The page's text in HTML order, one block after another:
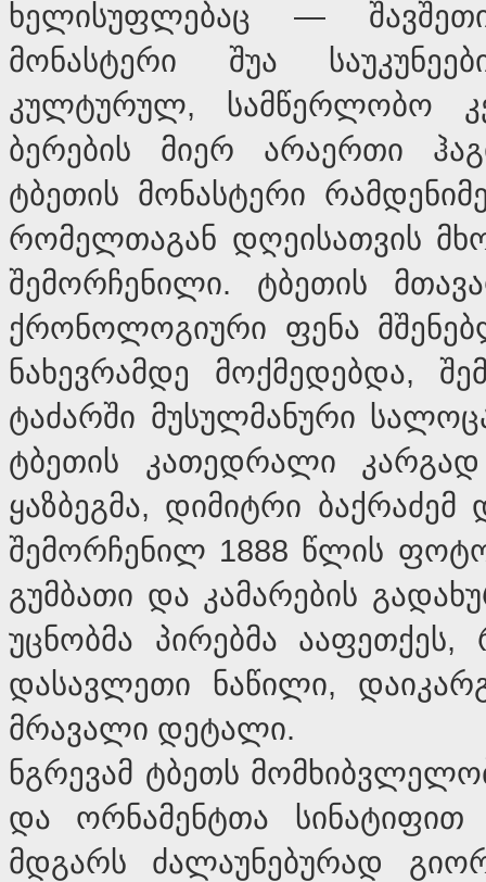
ხელისუფლებაც —
მონასტერი შუა
კულტურულ, სამწერლობო
ბერების მიერ არაერთი
ტბეთის მონასტერი
რომელთაგან დღეისათვის
შემორჩენილი. ტბეთის
ქრონოლოგიური ფენა
ნახევრამდე მოქმედებდა,
ტაძარში მუსულმანური
ტბეთის კათედრალი
ყაზბეგმა, დიმიტრი
შემორჩენილ 1888 წლის
გუმბათი და კამარების
უცნობმა პირებმა
დასავლეთი ნაწილი,
მრავალი დეტალი.
ნგრევამ ტბეთს
და ორნამენტთა სინატიფით
მდგარს ძალაუნებურად